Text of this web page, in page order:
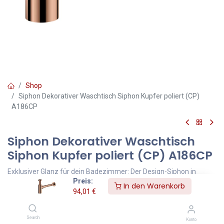
Preis:
94,01 €
In den Warenkorb
Search Konto
Shop
Siphon Dekorativer Waschtisch Siphon Kupfer poliert (CP)
A186CP
Siphon Dekorativer Waschtisch
Siphon Kupfer poliert (CP) A186CP
Exklusiver Glanz für dein Badezimmer: Der Design-Siphon in
poliertem Kupfer (CP) setzt elegante Akzente unter dem
Waschtisch. Die glänzende Oberfläche sorgt für ein edles Finish
und passt perfekt zu luxuriösen Badkonzepten im klassischen
oder modernen Stil.